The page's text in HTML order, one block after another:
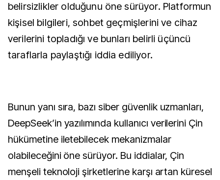
belirsizlikler olduğunu öne sürüyor. Platformun
kişisel bilgileri, sohbet geçmişlerini ve cihaz
verilerini topladığı ve bunları belirli üçüncü
taraflarla paylaştığı iddia ediliyor.
Bunun yanı sıra, bazı siber güvenlik uzmanları,
DeepSeek’in yazılımında kullanıcı verilerini Çin
hükümetine iletebilecek mekanizmalar
olabileceğini öne sürüyor. Bu iddialar, Çin
menşeli teknoloji şirketlerine karşı artan küresel